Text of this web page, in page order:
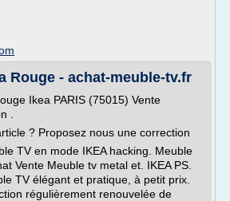
Rouge - achat-meuble-tv.fr
Ikea PARIS (75015) Vente
.
? Proposez nous une correction
TV en mode IKEA hacking. Meuble
Vente Meuble tv metal et. IKEA PS.
TV élégant et pratique, à petit prix.
régulièrement renouvelée de